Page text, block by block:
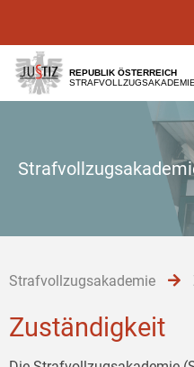
[1]
[2]
[3]
REPUBLIK ÖSTERREICH
STRAFVOLLZUGSAKADEMIE
Strafvollzugsakademie
Zuständigkeit